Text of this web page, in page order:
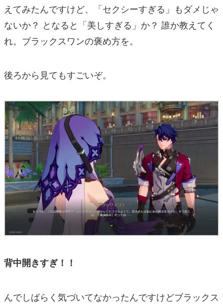
えてみたんですけど、「セクシーすぎる」もダメじゃ
ないか？ となると「美しすぎる」か？ 誰か教えてく
れ。ブラックスワンの褒め方を。
後ろから見てもすごいぞ。
背中開きすぎ！！
んでしばらく気づいてなかったんですけどブラックス